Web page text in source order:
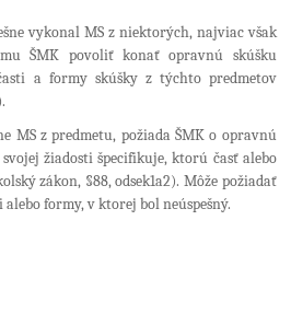
vykonal MS z niektorých, najviac však
ŠMK povoliť konať opravnú skúšku
a formy skúšky z týchto predmetov
MS z predmetu, požiada ŠMK o opravnú
žiadosti špecifikuje, ktorú časť alebo
zákon, §88, odsek1a2). Môže požiadať
formy, v ktorej bol neúspešný.